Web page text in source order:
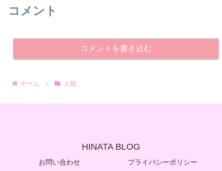
コメント
コメントを書き込む
ホーム 人物
HINATA BLOG
お問い合わせ プライバシーポリシー